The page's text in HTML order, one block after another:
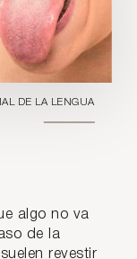
DE LA LENGUA
algo no va
de la
revestir